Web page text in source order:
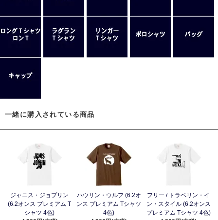
一緒に購入されている商品
ジャニス・ジョプリン
(6.2オンス プレミアム T
シャツ 4色)
ハウリン・ウルフ (6.2オ
ンス プレミアム Tシャツ
4色)
フリー / トラベリン・イ
ン・スタイル (6.2オンス
プレミアム Tシャツ 4色)